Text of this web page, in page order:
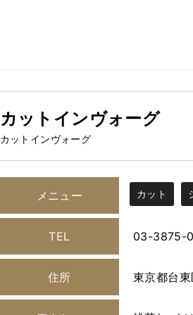
カットインヴォーグ
カットインヴォーグ
メニュー カット
TEL 03-3875-
住所 東京都台